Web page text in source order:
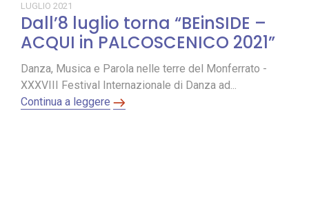
LUGLIO 2021
Dall’8 luglio torna “BEinSIDE –
ACQUI in PALCOSCENICO 2021”
Danza, Musica e Parola nelle terre del Monferrato -
XXXVIII Festival Internazionale di Danza ad...
Continua a leggere